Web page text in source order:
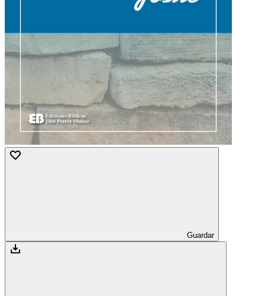
Guardar